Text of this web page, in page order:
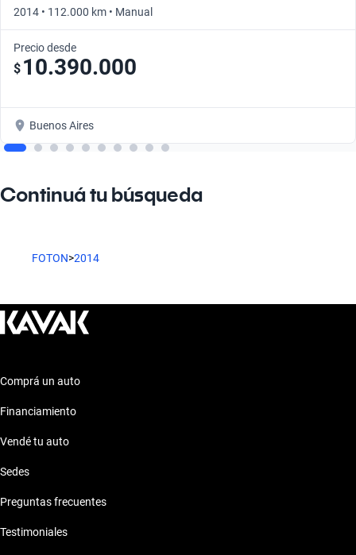
2014 • 112.000 km • Manual
Precio desde
$ 10.390.000
Buenos Aires
Continuá tu búsqueda
FOTON>2014
Comprá un auto
Financiamiento
Vendé tu auto
Sedes
Preguntas frecuentes
Testimoniales